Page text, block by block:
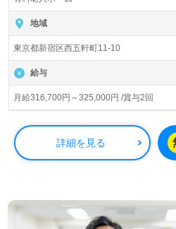
入居定員90名（69室/個室/多床室
ム飯田橋』株式会社しまナーシ
新宿区）様の運営です。東京都、
に14拠点の介護付き有料老人ホ
◎『お年寄りとそのご家族を笑
者様1.98名に対し、職員様1名の
事業所様！◎
看護助手や介護職経験のある方
働く職員様同士の”さりげない気
『ご利用者様、ご家族様の想い
地域
東京都新宿区西五軒町11-10
給与
月給316,700円～325,000円 /賞与2回
詳細を見る